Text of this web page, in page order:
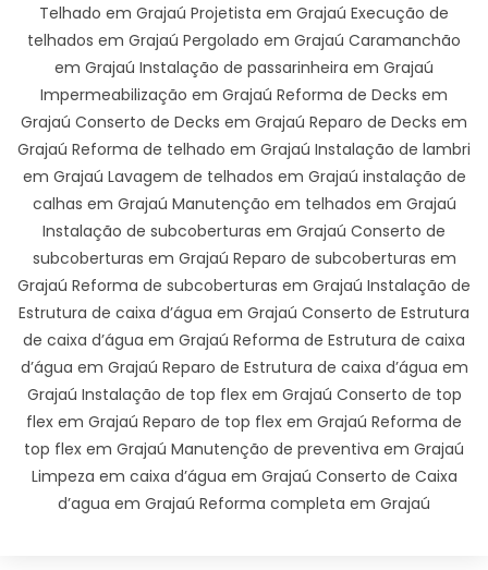
Telhado em Grajaú Projetista em Grajaú Execução de
telhados em Grajaú Pergolado em Grajaú Caramanchão
em Grajaú Instalação de passarinheira em Grajaú
Impermeabilização em Grajaú Reforma de Decks em
Grajaú Conserto de Decks em Grajaú Reparo de Decks em
Grajaú Reforma de telhado em Grajaú Instalação de lambri
em Grajaú Lavagem de telhados em Grajaú instalação de
calhas em Grajaú Manutenção em telhados em Grajaú
Instalação de subcoberturas em Grajaú Conserto de
subcoberturas em Grajaú Reparo de subcoberturas em
Grajaú Reforma de subcoberturas em Grajaú Instalação de
Estrutura de caixa d’água em Grajaú Conserto de Estrutura
de caixa d’água em Grajaú Reforma de Estrutura de caixa
d’água em Grajaú Reparo de Estrutura de caixa d’água em
Grajaú Instalação de top flex em Grajaú Conserto de top
flex em Grajaú Reparo de top flex em Grajaú Reforma de
top flex em Grajaú Manutenção de preventiva em Grajaú
Limpeza em caixa d’água em Grajaú Conserto de Caixa
d’agua em Grajaú Reforma completa em Grajaú